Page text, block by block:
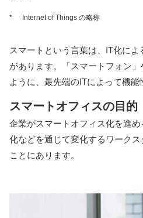
* Internet of Things の略称
スマートという言葉は、IT化に
があります。「スマートフォン
ように、最先端のITによって機
スマートオフィスの目的
企業がスマートオフィス化を進
化などを通じて変化するワーク
ことにあります。